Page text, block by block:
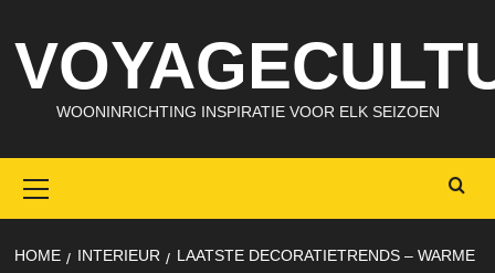
to
content
WOONINRICHTING INSPIRATIE VOOR ELK SEIZOEN
Menu
HOME INTERIEUR
LAATSTE DECORATIETRENDS – WARME